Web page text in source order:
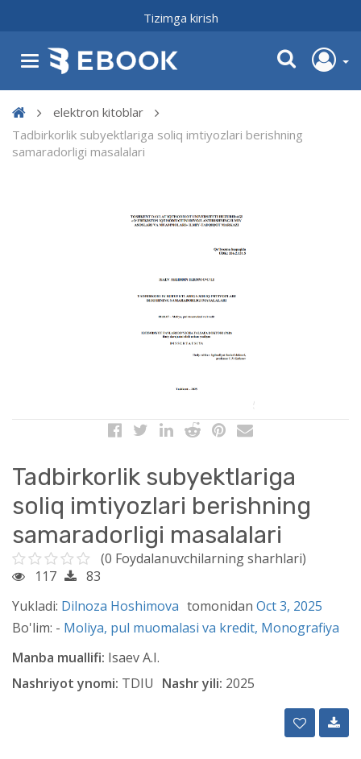
Tizimga kirish
elektron kitoblar
Tadbirkorlik subyektlariga soliq imtiyozlari berishning
samaradorligi masalalari
Tadbirkorlik subyektlariga
soliq imtiyozlari berishning
samaradorligi masalalari
(0 Foydalanuvchilarning sharhlari)
117
83
Yukladi: Dilnoza Hoshimova tomonidan Oct 3, 2025
Bo'lim: - Moliya, pul muomalasi va kredit, Monografiya
Manba muallifi: Isaev A.I.
Nashriyot ynomi: TDIU Nashr yili: 2025